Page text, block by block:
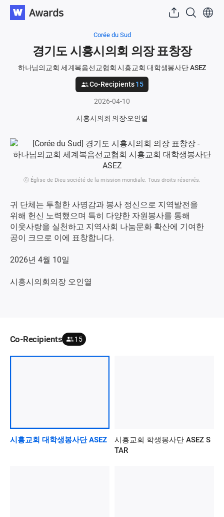
Corée du Sud
경기도 시흥시의회 의장 표창장
하나님의교회 세계복음선교협회 시흥교회 대학생봉사단 ASEZ
Co-Recipients15
2026-04-10
시흥시의회 의장 오인열
ⓒ Église de Dieu société de la mission mondiale. Tous droits réservés.
귀 단체는 투철한 사명감과 봉사 정신으로 지역발전을
위해 헌신 노력했으며 특히 다양한 자원봉사를 통해
이웃사랑을 실천하고 지역사회 나눔문화 확산에 기여한
공이 크므로 이에 표창합니다.
2026년 4월 10일
시흥시의회의장 오인열
Co-Recipients 15
시흥교회 대학생봉사단 ASEZ
시흥교회 학생봉사단 ASEZ S
TAR